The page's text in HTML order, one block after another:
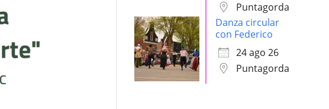
Puntagorda
Danza circular
con Federico
24 ago 26
Puntagorda